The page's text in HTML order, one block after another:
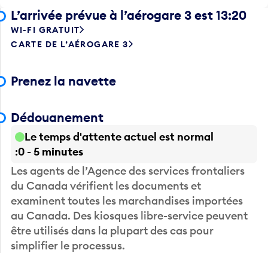
L’arrivée prévue à l’aérogare 3 est 13:20
WI-FI GRATUIT
CARTE DE L’AÉROGARE 3
Prenez la navette
Dédouanement
Le temps d'attente actuel est normal
0 - 5 minutes
Les agents de l’Agence des services frontaliers
du Canada vérifient les documents et
examinent toutes les marchandises importées
au Canada. Des kiosques libre-service peuvent
être utilisés dans la plupart des cas pour
simplifier le processus.